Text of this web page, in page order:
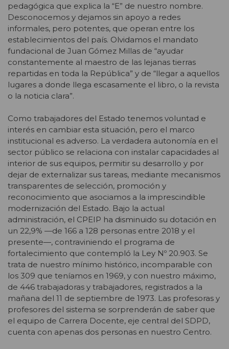
pedagógica que explica la “E” de nuestro nombre.
Desconocemos y dejamos sin apoyo a redes
informales, pero potentes, que operan entre los
establecimientos del país. Olvidamos el mandato
fundacional de Juan Gómez Millas de “ayudar
constantemente al maestro de las lejanas tierras
repartidas en toda la República” y de “llegar a aquellos
lugares a donde llega escasamente el libro, o la revista
o la noticia clara”.
Como trabajadores del Estado tenemos voluntad e
interés en cambiar esta situación, pero el marco
institucional es adverso. La verdadera autonomía en el
sector público se relaciona con instalar capacidades al
interior de sus equipos, permitir su desarrollo y por
dejar de externalizar sus tareas, mediante mecanismos
transparentes de selección, promoción y
reconocimiento que asociamos a la imprescindible
modernización del Estado. Bajo la actual
administración, el CPEIP ha disminuido su dotación en
un 22,9% —de 166 a 128 personas entre 2018 y el
presente—, contraviniendo el programa de
fortalecimiento que contempló la Ley Nº 20.903. Se
trata de nuestro mínimo histórico, incomparable con
los 309 que teníamos en 1969, y con nuestro máximo,
de 446 trabajadoras y trabajadores, registrados a la
mañana del 11 de septiembre de 1973. Las profesoras y
profesores del sistema se sorprenderán de saber que
el equipo de Carrera Docente, eje central del SDPD,
cuenta con apenas dos personas en nuestro Centro.